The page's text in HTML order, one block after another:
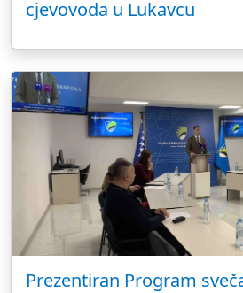
cjevovoda u Lukavcu
Prezentiran Program